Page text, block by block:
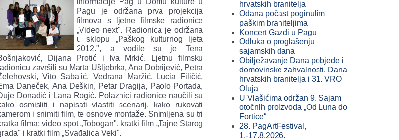
informacije Pag u Domu kulture u
Pagu je održana prva projekcija
filmova s ljetne filmske radionice
„Video next". Radionica je održana
u sklopu „Paškog kulturnog ljeta
2012.", a vodile su je Tena
Dijana Protić i Iva Mrkić. Ljetnu filmsku
završili su Marta Ušljebrka, Ana Dobrijević, Petra
Vito Sabalić, Vedrana Maržić, Lucia Filičić,
Daneček, Ana Deškin, Petar Dragija, Paolo Portada,
Donadić i Lana Rogić. Polaznici radionice naučili su
osmisliti i napisati vlastiti scenarij, kako rukovati
i snimiti film, te osnove montaže. Snimljena su tri
filma: video spot „Tobogan", kratki film „Tajne Starog
i kratki film „Svađalica Veki".
hrvatskih branitelja
Odana počast poginulim
paškim braniteljima
Koncert Gazdi u Pagu
Odluka o proglašenju
sajamskih dana
Obilježavanje Dana pobjede i
domovinske zahvalnosti, Dana
hrvatskih branitelja i 31. VRO
Oluja
U Vlašićima održan 9. Sajam
otočnih proizvoda „Od Luna do
Fortice“
28. PagArtFestival,
1.-17.8.2026.